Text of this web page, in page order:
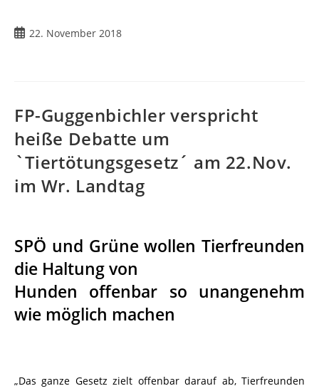
22. November 2018
FP-Guggenbichler verspricht
heiße Debatte um
`Tiertötungsgesetz´ am 22.Nov.
im Wr. Landtag
SPÖ und Grüne wollen Tierfreunden
die Haltung von
Hunden offenbar so unangenehm
wie möglich machen
„Das ganze Gesetz zielt offenbar darauf ab, Tierfreunden